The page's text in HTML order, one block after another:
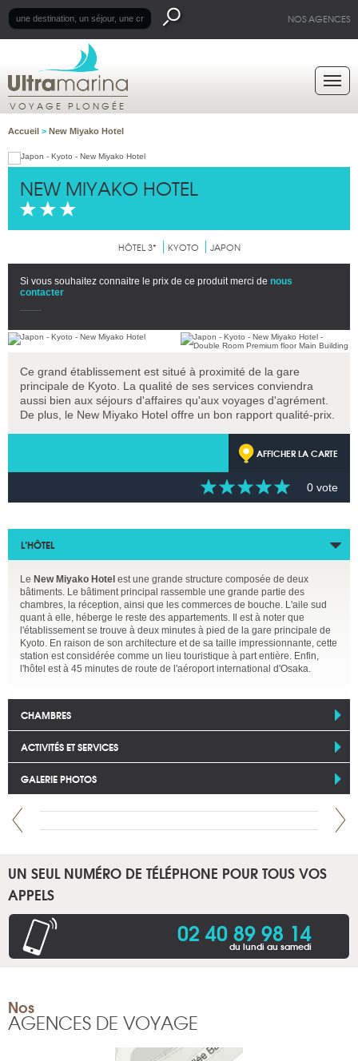
NOS AGENCES
VOYAGE PLONGÉE
Accueil > New Miyako Hotel
NEW MIYAKO HOTEL
HÔTEL 3* KYOTO JAPON
Si vous souhaitez connaitre le prix de ce produit merci de nous
contacter
Ce grand établissement est situé à proximité de la gare
principale de Kyoto. La qualité de ses services conviendra
aussi bien aux séjours d'affaires qu'aux voyages d'agrément.
De plus, le New Miyako Hotel offre un bon rapport qualité-prix.
AFFICHER LA CARTE
0 vote
L’HÔTEL
Le New Miyako Hotel est une grande structure composée de deux
bâtiments. Le bâtiment principal rassemble une grande partie des
chambres, la réception, ainsi que les commerces de bouche. L'aile sud
quant à elle, héberge le reste des appartements. Il est à noter que
l'établissement se trouve à deux minutes à pied de la gare principale de
Kyoto. En raison de son architecture et de sa taille impressionnante, cette
station est considérée comme un lieu touristique à part entière. Enfin,
l'hôtel est à 45 minutes de route de l'aéroport international d'Osaka.
CHAMBRES
ACTIVITÉS ET SERVICES
GALERIE PHOTOS
UN SEUL NUMÉRO DE TÉLÉPHONE POUR TOUS VOS
APPELS
02 40 89 98 14
du lundi au samedi
Nos
AGENCES DE VOYAGE